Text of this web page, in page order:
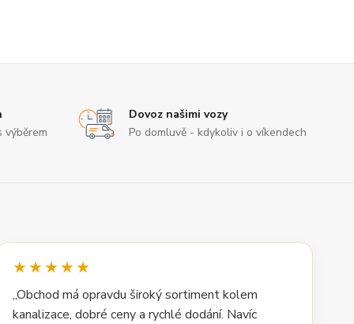
výběrem
Dovoz našimi vozy
Po domluvě - kdykoliv i o víkendech
★★★★★
„Obchod má opravdu široký sortiment kolem
kanalizace, dobré ceny a rychlé dodání. Navíc